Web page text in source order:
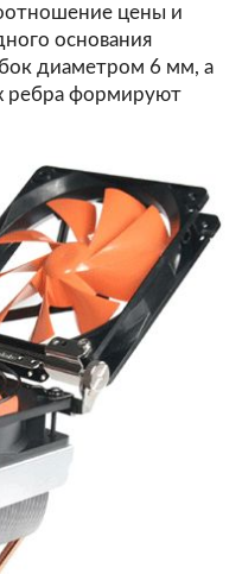
цены и
основания
диаметром 6 мм, а
ребра формируют